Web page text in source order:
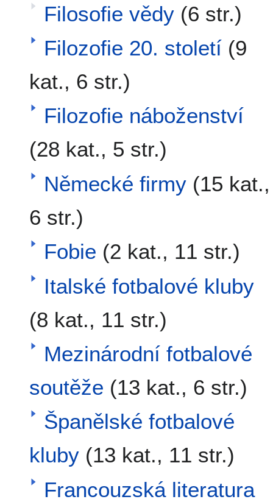
Filosofie vědy (6 str.)
Filozofie 20. století (9
kat., 6 str.)
Filozofie náboženství
(28 kat., 5 str.)
Německé firmy (15 kat.,
6 str.)
Fobie (2 kat., 11 str.)
Italské fotbalové kluby
(8 kat., 11 str.)
Mezinárodní fotbalové
soutěže (13 kat., 6 str.)
Španělské fotbalové
kluby (13 kat., 11 str.)
Francouzská literatura